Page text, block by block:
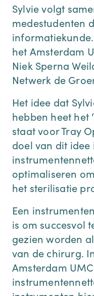
Sylvie volgt
medestudenten
het Amsterdam
Niek Sperna
Netwerk de
Het idee dat
hebben heet het
staat voor Tray
doel van dit idee
optimaliseren
het sterilisatie
Een
is om succesvol
gezien worden
van de chirurg.
Amsterdam